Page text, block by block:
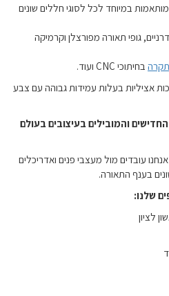
במיוחד לכל לסוגי חללים שונים
גופי תאורה מפורצלן וקרמיקה
תקרה בחיתוכי CNC ועוד.
אציליות בעלות עמידות גבוהה עם צבע
והמובילים בעיצובים בעולם
עובדים מול מעצבי פנים ואדריכלים
בענף התאורה.
שלנו: